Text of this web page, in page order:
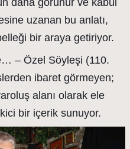
daha görünür ve kabul
uzanan bu anlatı,
bir araya getiriyor.
– Özel Söyleşi (110.
ibaret görmeyen;
alanı olarak ele
bir içerik sunuyor.